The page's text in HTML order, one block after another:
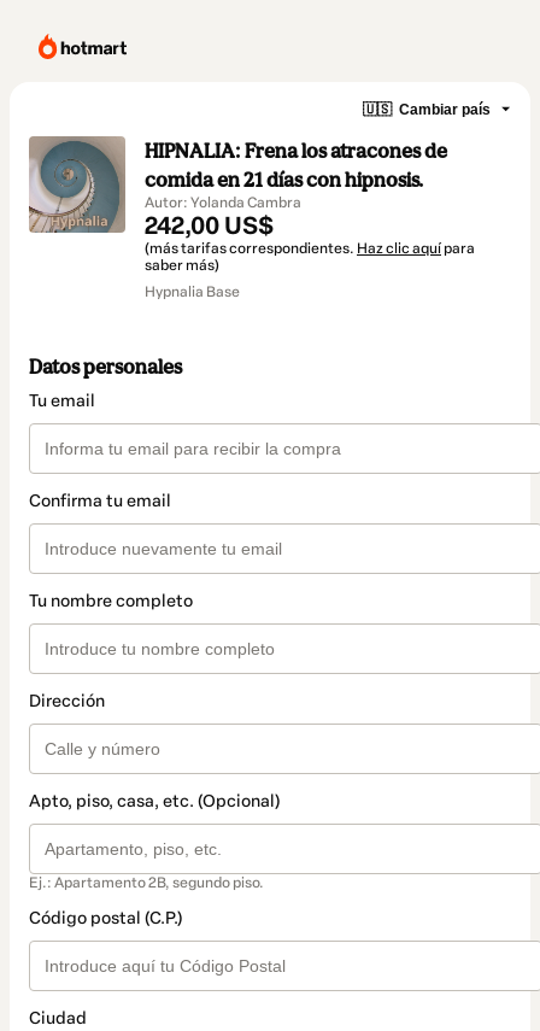
🇺🇸 Cambiar país
HIPNALIA: Frena los atracones de
comida en 21 días con hipnosis.
Autor: Yolanda Cambra
242,00 US$
(más tarifas correspondientes. Haz clic aquí para
saber más)
Hypnalia Base
Datos personales
Tu email
Confirma tu email
Tu nombre completo
Dirección
Apto, piso, casa, etc. (Opcional)
Ej.: Apartamento 2B, segundo piso.
Código postal (C.P.)
Ciudad